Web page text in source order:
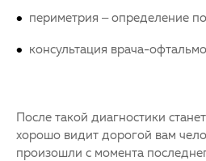
периметрия – определение
консультация врача-
После такой диагностики
хорошо видит дорогой вам
произошли с момента